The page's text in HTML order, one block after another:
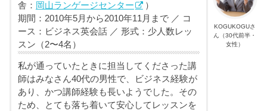
KOGUKOGUさ
ん（30代前半・
女性）
舎： 岡山ランゲージセンター
）
期間：2010年5月から2010年11月まで ／ コ
ース：ビジネス英会話 ／ 形式：少人数レッ
スン（2〜4名）
私が通っていたときに担当してくださった講
師はみなさん40代の男性で、ビジネス経験が
あり、かつ講師経験も長いようでした。その
ため、とても落ち着いて安心してレッスンを